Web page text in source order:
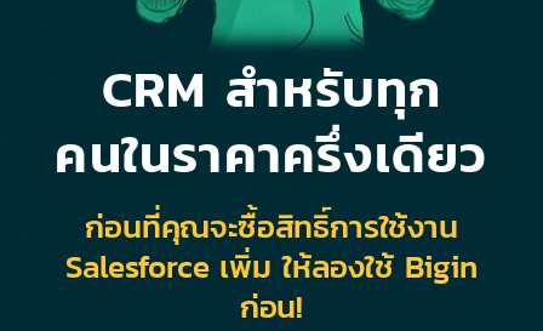
CRM สำหรับทุก
คนในราคาครึ่งเดียว
ก่อนที่คุณจะซื้อสิทธิ์การใช้งาน
Salesforce เพิ่ม ให้ลองใช้ Bigin
ก่อน!